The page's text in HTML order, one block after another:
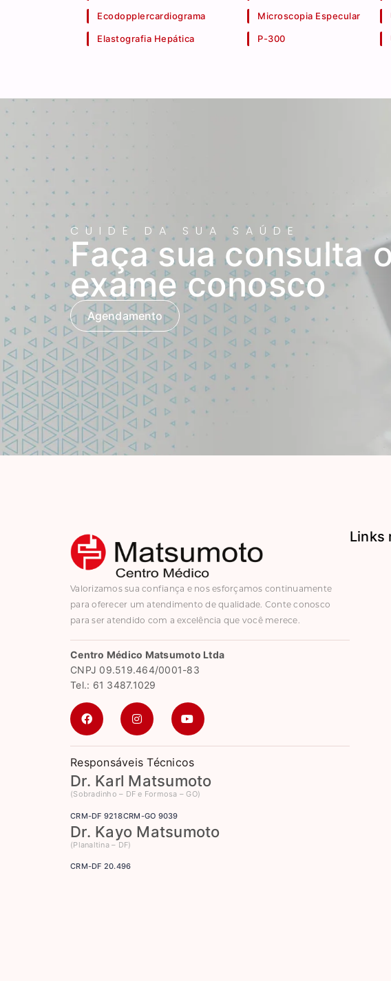
Ecodopplercardiograma
Elastografia Hepática
Microscopia Especular
P-300
CUIDE DA SUA SAÚDE
Faça sua consulta
exame conosco
Agendamento
Valorizamos sua confiança e nos esforçamos continuamente
para oferecer um atendimento de qualidade. Conte conosco
para ser atendido com a excelência que você merece.
Centro Médico Matsumoto Ltda
CNPJ 09.519.464/0001-83
Tel.: 61 3487.1029
Responsáveis Técnicos
Dr. Karl Matsumoto
(Sobradinho – DF e Formosa – GO)
CRM-DF 9218CRM-GO 9039
Dr. Kayo Matsumoto
(Planaltina – DF)
CRM-DF 20.496
Links